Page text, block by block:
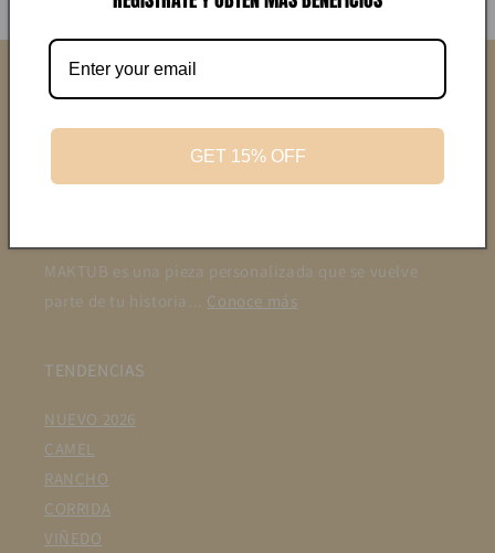
MAKTUB
MAKTUB es una pieza personalizada que se vuelve
parte de tu historia... Conoce más
TENDENCIAS
NUEVO 2026
CAMEL
RANCHO
CORRIDA
VIÑEDO
GET 15% OFF